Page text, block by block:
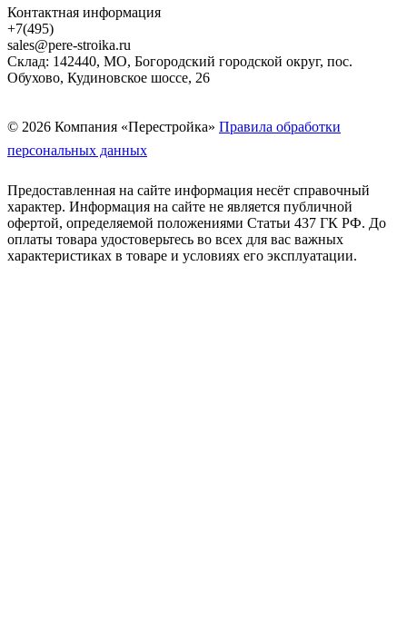
Контактная информация
+7(495)
sales@pere-stroika.ru
Склад: 142440, МО, Богородский городской округ, пос.
Обухово, Кудиновское шоссе, 26
© 2026 Компания «Перестройка» Правила обработки
персональных данных
Предоставленная на сайте информация несёт справочный
характер. Информация на сайте не является публичной
офертой, определяемой положениями Статьи 437 ГК РФ. До
оплаты товара удостоверьтесь во всех для вас важных
характеристиках в товаре и условиях его эксплуатации.